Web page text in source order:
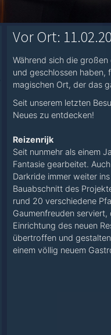
Vor Ort:
Während sich die
und geschlossen haben,
magischen Ort, der das
Seit unserem letzten
Neues zu entdecken!
Reizenrijk
Seit nunmehr als einem
Fantasie gearbeitet.
Darkride immer weiter
Bauabschnitt des
rund 20 verschiedene
Gaumenfreuden
Einrichtung des neuen
übertroffen und
einem völlig neuem